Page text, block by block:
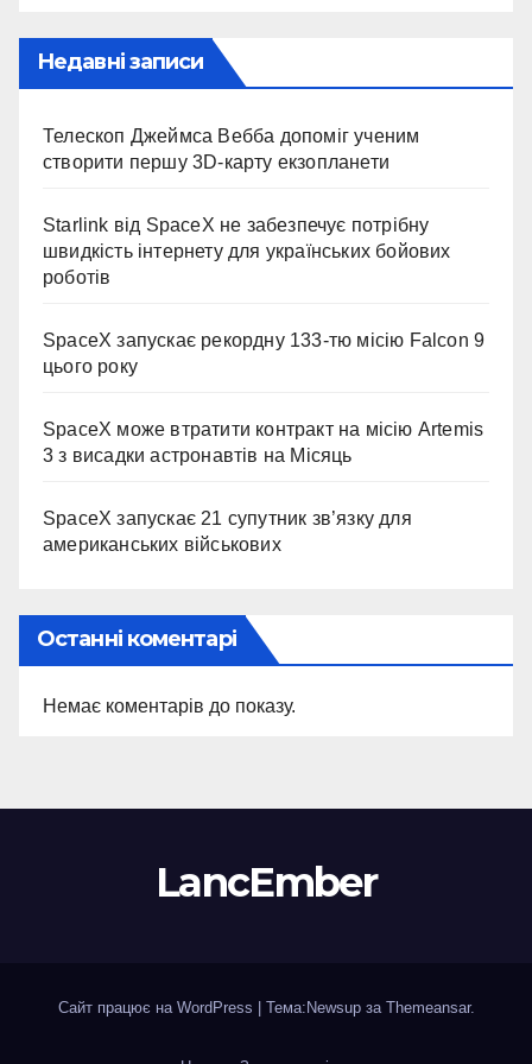
Недавні записи
Телескоп Джеймса Вебба допоміг ученим
створити першу 3D-карту екзопланети
Starlink від SpaceX не забезпечує потрібну
швидкість інтернету для українських бойових
роботів
SpaceX запускає рекордну 133-тю місію Falcon 9
цього року
SpaceX може втратити контракт на місію Artemis
3 з висадки астронавтів на Місяць
SpaceX запускає 21 супутник зв’язку для
американських військових
Останні коментарі
Немає коментарів до показу.
LancEmber
Сайт працює на WordPress Тема:Newsup за Themeansar.